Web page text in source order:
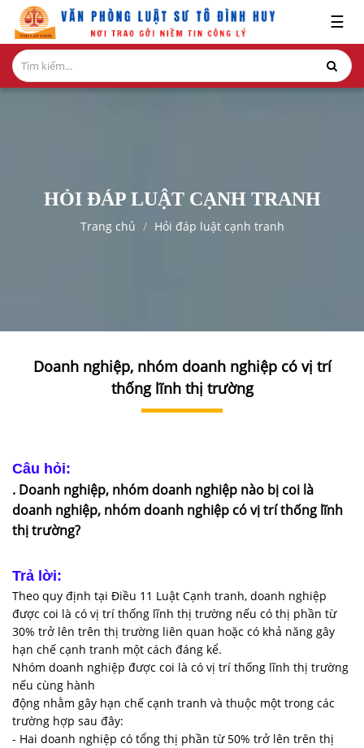
GIỚI
THIỆU
NGHIÊN
DỊCH
THỦ
TỤC
☰
HỎI ĐÁP LUẬT CẠNH TRANH
Trang chủ Hỏi đáp luật cạnh tranh
Doanh nghiệp, nhóm doanh nghiệp có vị trí
thống lĩnh thị trường
Câu hỏi:
. Doanh nghiệp, nhóm doanh nghiệp nào bị coi là
doanh nghiệp, nhóm doanh nghiệp có vị trí thống lĩnh
thị trường?
Trả lời:
Theo quy định tại Điều 11 Luật Cạnh tranh, doanh nghiệp
được coi là có vị trí thống lĩnh thị trường nếu có thị phần từ
30% trở lên trên thị trường liên quan hoặc có khả năng gây
hạn chế cạnh tranh một cách đáng kể.
Nhóm doanh nghiệp được coi là có vị trí thống lĩnh thị trường
nếu cùng hành
động nhằm gây hạn chế cạnh tranh và thuộc một trong các
trường hợp sau đây:
- Hai doanh nghiệp có tổng thị phần từ 50% trở lên trên thị